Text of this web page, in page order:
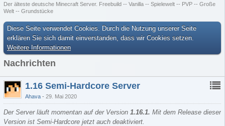
Der älteste deutsche Minecraft Server. Freebuild -- Vanilla -- Spielewelt -- PVP -- Große
Welt -- Grundstücke
Diese Seite verwendet Cookies. Durch die Nutzung unserer Seite
erklären Sie sich damit einverstanden, dass wir Cookies setzen.
Weitere Informationen
Nachrichten
1.16 Semi-Hardcore Server
Ahava 29. Mai 2020
Der Server läuft momentan auf der Version 1.16.1. Mit dem Release dieser
Version ist Semi-Hardcore jetzt auch deaktiviert.